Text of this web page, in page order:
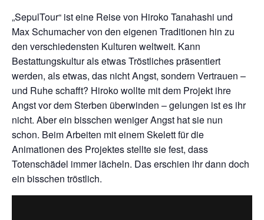
„SepulTour“ ist eine Reise von Hiroko Tanahashi und
Max Schumacher von den eigenen Traditionen hin zu
den verschiedensten Kulturen weltweit. Kann
Bestattungskultur als etwas Tröstliches präsentiert
werden, als etwas, das nicht Angst, sondern Vertrauen –
und Ruhe schafft? Hiroko wollte mit dem Projekt ihre
Angst vor dem Sterben überwinden – gelungen ist es ihr
nicht. Aber ein bisschen weniger Angst hat sie nun
schon. Beim Arbeiten mit einem Skelett für die
Animationen des Projektes stellte sie fest, dass
Totenschädel immer lächeln. Das erschien ihr dann doch
ein bisschen tröstlich.